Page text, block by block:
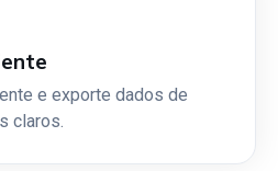
e exporte dados de
claros.